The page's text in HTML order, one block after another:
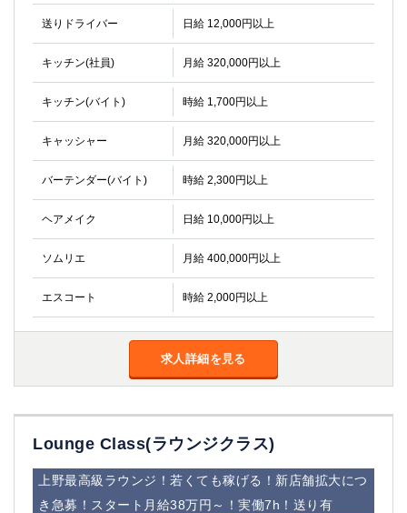
送りドライバー 日給 12,000円以上
キッチン(社員) 月給 320,000円以上
キッチン(バイト) 時給 1,700円以上
キャッシャー 月給 320,000円以上
バーテンダー(バイト) 時給 2,300円以上
ヘアメイク 日給 10,000円以上
ソムリエ 月給 400,000円以上
エスコート 時給 2,000円以上
求人詳細を見る
Lounge Class(ラウンジクラス)
上野最高級ラウンジ！若くても稼げる！新店舗拡大につ
き急募！スタート月給38万円～！実働7h！送り有